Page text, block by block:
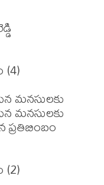
(4)
మనసులకు
మనసులకు
ప్రతిబింబం
(2)